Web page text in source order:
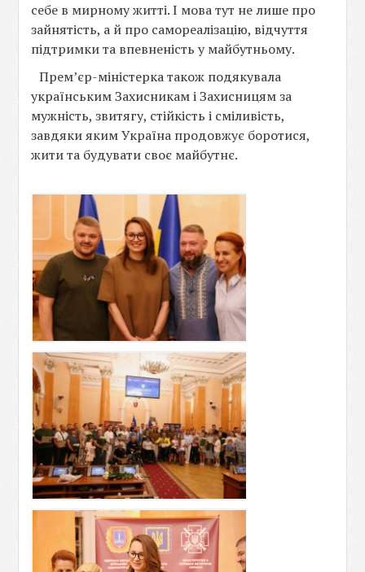
себе в мирному житті. І мова тут не лише про
зайнятість, а й про самореалізацію, відчуття
підтримки та впевненість у майбутньому.
Прем’єр-міністерка також подякувала
українським Захисникам і Захисницям за
мужність, звитягу, стійкість і сміливість,
завдяки яким Україна продовжує боротися,
жити та будувати своє майбутнє.